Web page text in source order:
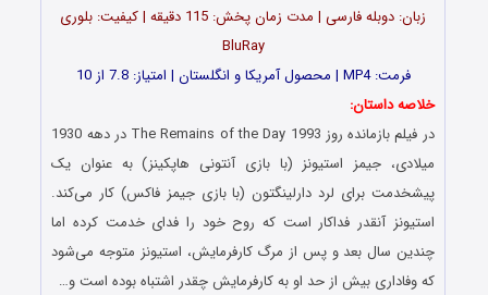
زبان: دوبله فارسی | مدت زمان پخش: 115 دقیقه | کیفیت: بلوری
BluRay
فرمت: MP4 | محصول آمریکا و انگلستان | امتیاز: 7.8 از 10
خلاصه داستان:
در فیلم بازمانده روز The Remains of the Day 1993 در دهه 1930
میلادی، جیمز استیونز (با بازی آنتونی هاپکینز) به عنوان یک
پیشخدمت برای لرد دارلینگتون (با بازی جیمز فاکس) کار می‌کند.
استیونز آنقدر فداکار است که روح خود را فدای خدمت کرده اما
چندین سال بعد و پس از مرگ کارفرمایش، استیونز متوجه می‌شود
که وفاداری بیش از حد او به کارفرمایش چقدر اشتباه بوده است و…